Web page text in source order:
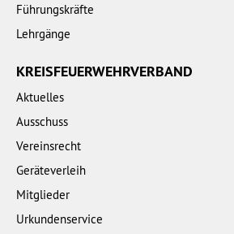
Führungskräfte
Lehrgänge
KREISFEUERWEHRVERBAND
Aktuelles
Ausschuss
Vereinsrecht
Geräteverleih
Mitglieder
Urkundenservice